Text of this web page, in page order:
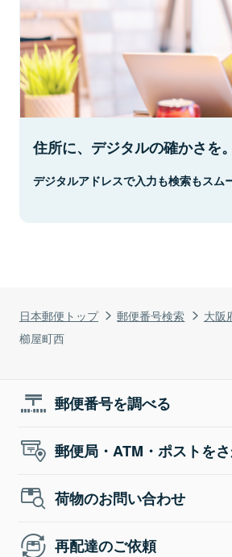
日本郵便トップ 郵便番号検索 大阪
櫛屋町西
住所に、デジタルの確かさを。
デジタルアドレスで入力も検索もスム
郵便番号を調べる
郵便局・ATM・ポストを
荷物のお問い合わせ
再配達のご依頼